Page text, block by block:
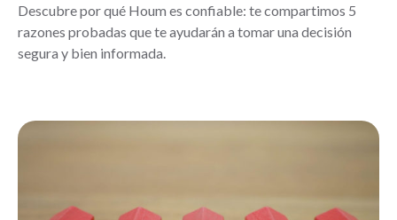
Descubre por qué Houm es confiable: te compartimos 5
razones probadas que te ayudarán a tomar una decisión
segura y bien informada.